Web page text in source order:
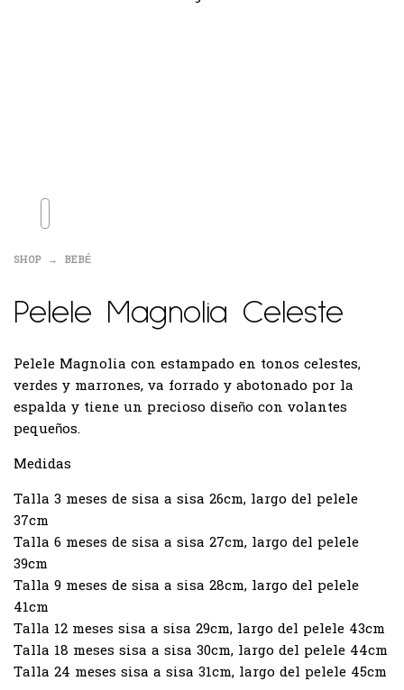
SHOP BEBÉ
Pelele Magnolia Celeste
Pelele Magnolia con estampado en tonos celestes,
verdes y marrones, va forrado y abotonado por la
espalda y tiene un precioso diseño con volantes
pequeños.
Medidas
Talla 3 meses de sisa a sisa 26cm, largo del pelele
37cm
Talla 6 meses de sisa a sisa 27cm, largo del pelele
39cm
Talla 9 meses de sisa a sisa 28cm, largo del pelele
41cm
Talla 12 meses sisa a sisa 29cm, largo del pelele 43cm
Talla 18 meses sisa a sisa 30cm, largo del pelele 44cm
Talla 24 meses sisa a sisa 31cm, largo del pelele 45cm